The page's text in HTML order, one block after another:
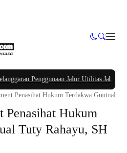
Penggunaan Jalur Utilitas Jababeka
Penasihat Hukum Terdakwa Guntual
Penasihat Hukum
Tuty Rahayu, SH